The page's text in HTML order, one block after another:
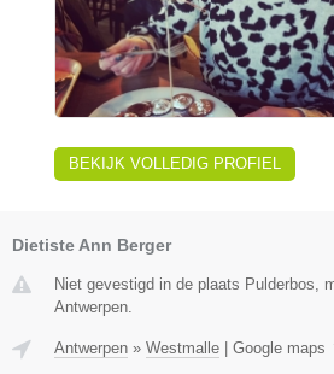
BEKIJK VOLLEDIG PROFIEL
Dietiste Ann Berger
Niet gevestigd in de plaats Pulderbos,
Antwerpen.
Antwerpen » Westmalle Google maps